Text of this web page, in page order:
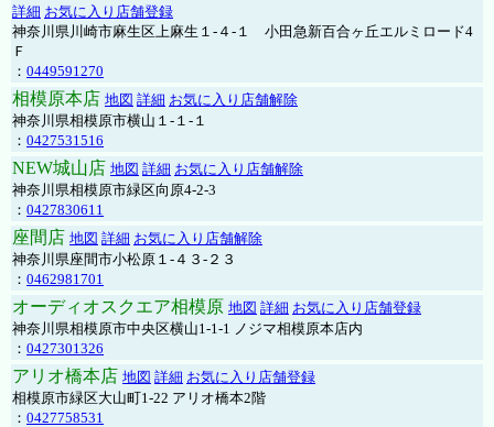
詳細 お気に入り店舗登録
神奈川県川崎市麻生区上麻生１-４-１ 小田急新百合ヶ丘エルミロード4
Ｆ
： 0449591270
相模原本店 地図 詳細 お気に入り店舗解除
神奈川県相模原市横山１-１-１
： 0427531516
NEW城山店 地図 詳細 お気に入り店舗解除
神奈川県相模原市緑区向原4-2-3
： 0427830611
座間店 地図 詳細 お気に入り店舗解除
神奈川県座間市小松原１-４３-２３
： 0462981701
オーディオスクエア相模原 地図 詳細 お気に入り店舗登録
神奈川県相模原市中央区横山1-1-1 ノジマ相模原本店内
： 0427301326
アリオ橋本店 地図 詳細 お気に入り店舗登録
相模原市緑区大山町1-22 アリオ橋本2階
： 0427758531